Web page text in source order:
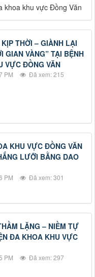
khoa khu vực Đồng Văn
THỜI – GIÀNH LẠI
GIAN VÀNG” TẠI BỆNH
VỰC ĐỒNG VĂN
PM
Đã xem: 215
KHU VỰC ĐỒNG VĂN
LƯỠI BẰNG DAO
PM
Đã xem: 301
LẶNG – NIỀM TỰ
ĐA KHOA KHU VỰC
PM
Đã xem: 297